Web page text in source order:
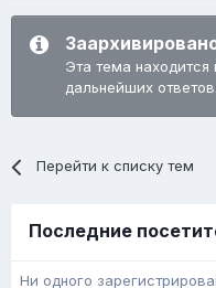
Эта тема
дальнейших ответов.
Перейти к списку тем
Последние
Ни одного